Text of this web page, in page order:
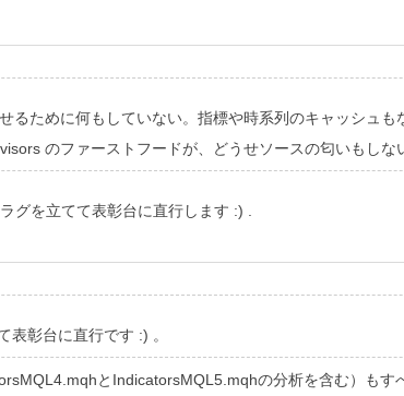
るために何もしていない。指標や時系列のキャッシュも
のファーストフードが、どうせソースの匂いもし
グを立てて表彰台に直行します :) .
彰台に直行です :) 。
とIndicatorsMQL5.mqhの分析を含む）もす